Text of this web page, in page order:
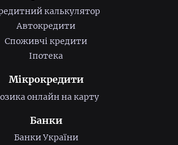
калькулятор
Автокредити
Споживчі кредити
Іпотека
Мікрокредити
онлайн на карту
Банки
Банки України